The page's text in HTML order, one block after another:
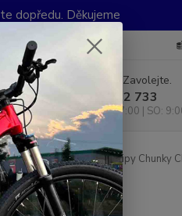
dopředu. Děkujeme
Články
Nevíte si rady? Zavolejte.
+420 733 792 733
PO-PÁ 10:00-17:00 | SO:
/ MTB ESI grips Gripy Chunky
60g